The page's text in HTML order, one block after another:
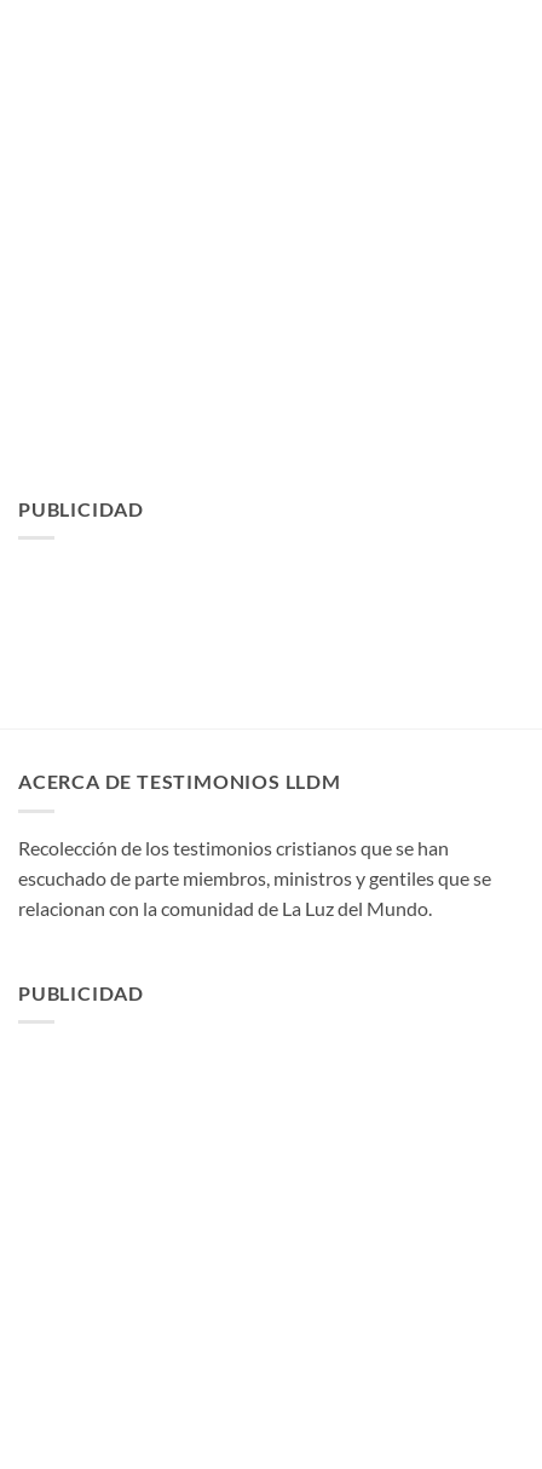
PUBLICIDAD
ACERCA DE TESTIMONIOS LLDM
Recolección de los testimonios cristianos que se han
escuchado de parte miembros, ministros y gentiles que se
relacionan con la comunidad de La Luz del Mundo.
PUBLICIDAD